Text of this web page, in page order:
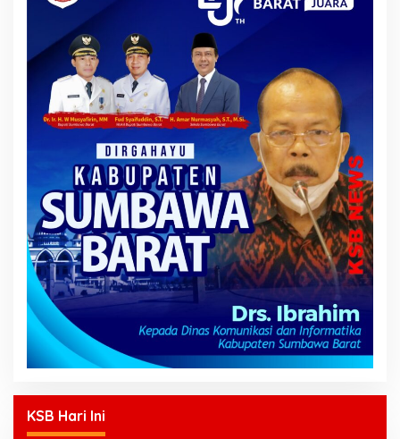
KSB Hari Ini